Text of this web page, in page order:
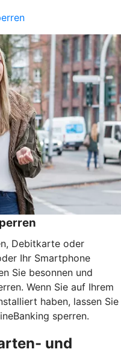
Debitkarte oder
Ihr Smartphone
Sie besonnen und
Wenn Sie auf Ihrem
haben, lassen Sie
sperren.
und